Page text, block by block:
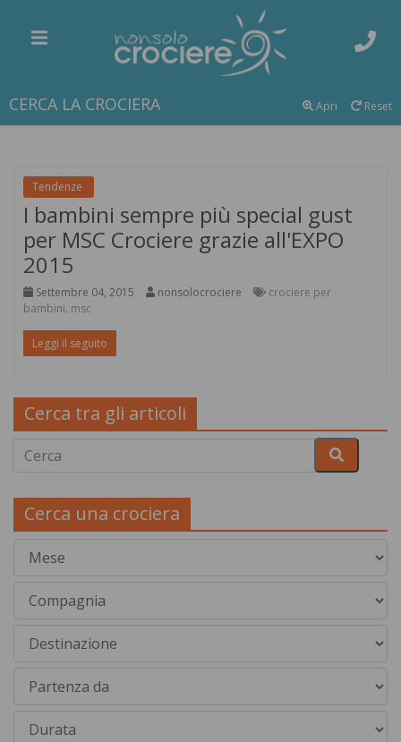
CERCA LA CROCIERA Reset
Apri
Tendenze
I bambini sempre più special gust
per MSC Crociere grazie all'EXPO
2015
Settembre 04, 2015 nonsolocrociere
crociere per
bambini, msc
Leggi il seguito
Cerca tra gli articoli
Cerca una crociera